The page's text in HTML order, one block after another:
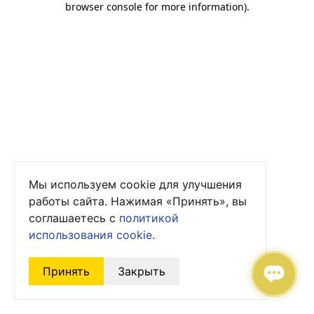
browser console for more information).
Мы используем cookie для улучшения
работы сайта. Нажимая «Принять», вы
соглашаетесь с политикой
использования cookie.
Принять Закрыть